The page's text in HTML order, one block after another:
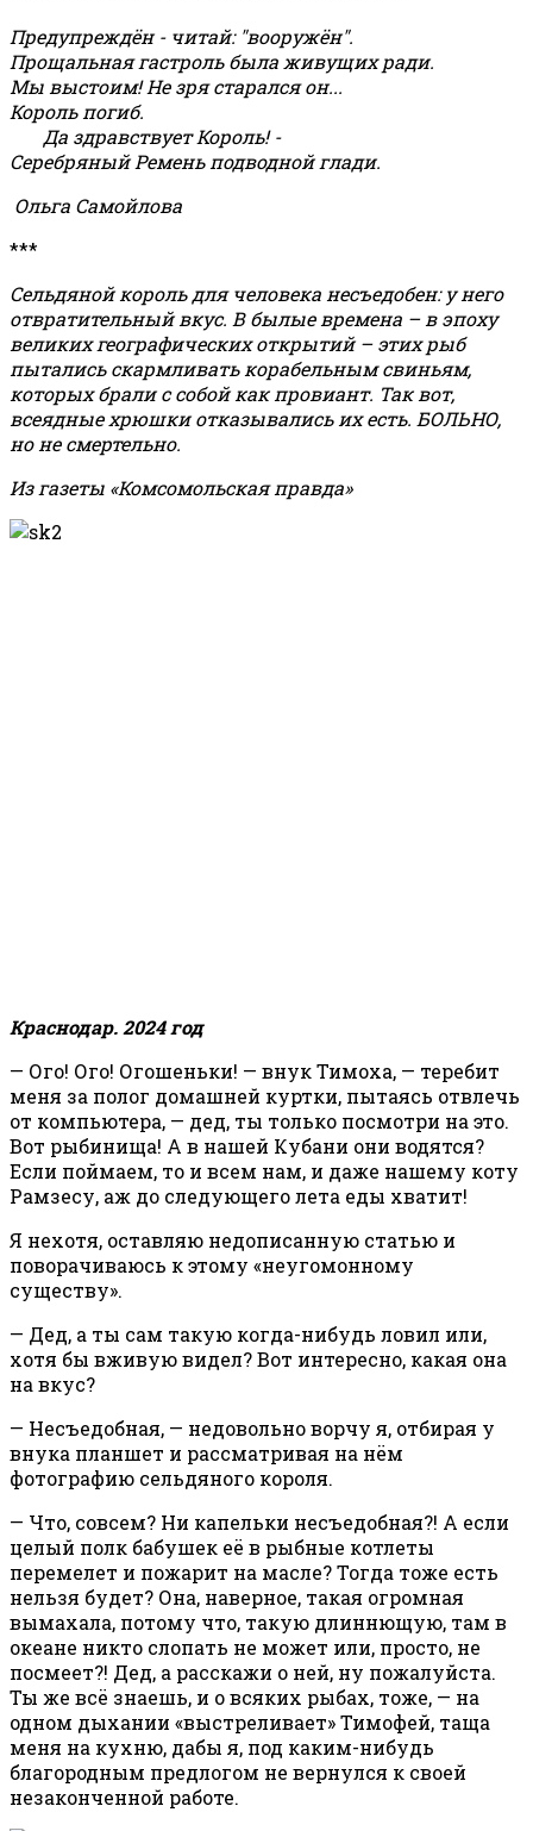
Предупреждён - читай: "вооружён".
Прощальная гастроль была живущих ради.
Мы выстоим! Не зря старался он...
Король погиб.
Да здравствует Король! -
Серебряный Ремень подводной глади.
Ольга Самойлова
***
Сельдяной король для человека несъедобен: у него
отвратительный вкус. В былые времена – в эпоху
великих географических открытий – этих рыб
пытались скармливать корабельным свиньям,
которых брали с собой как провиант. Так вот,
всеядные хрюшки отказывались их есть. БОЛЬНО,
но не смертельно.
Из газеты «Комсомольская правда»
Краснодар. 2024 год
— Ого! Ого! Огошеньки! — внук Тимоха, — теребит
меня за полог домашней куртки, пытаясь отвлечь
от компьютера, — дед, ты только посмотри на это.
Вот рыбинища! А в нашей Кубани они водятся?
Если поймаем, то и всем нам, и даже нашему коту
Рамзесу, аж до следующего лета еды хватит!
Я нехотя, оставляю недописанную статью и
поворачиваюсь к этому «неугомонному
существу».
— Дед, а ты сам такую когда-нибудь ловил или,
хотя бы вживую видел? Вот интересно, какая она
на вкус?
— Несъедобная, — недовольно ворчу я, отбирая у
внука планшет и рассматривая на нём
фотографию сельдяного короля.
— Что, совсем? Ни капельки несъедобная?! А если
целый полк бабушек её в рыбные котлеты
перемелет и пожарит на масле? Тогда тоже есть
нельзя будет? Она, наверное, такая огромная
вымахала, потому что, такую длиннющую, там в
океане никто слопать не может или, просто, не
посмеет?! Дед, а расскажи о ней, ну пожалуйста.
Ты же всё знаешь, и о всяких рыбах, тоже, — на
одном дыхании «выстреливает» Тимофей, таща
меня на кухню, дабы я, под каким-нибудь
благородным предлогом не вернулся к своей
незаконченной работе.